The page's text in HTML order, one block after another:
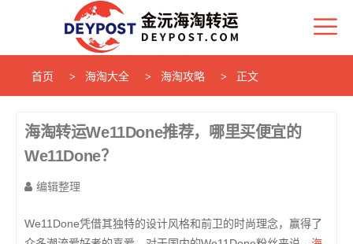
首页 海淘大全 海淘攻略 正文
海淘转运We11Done推荐，哪里买便宜的
We11Done？
编辑整理
We11Done凭借其独特的设计风格和前卫的时尚理念，赢得了